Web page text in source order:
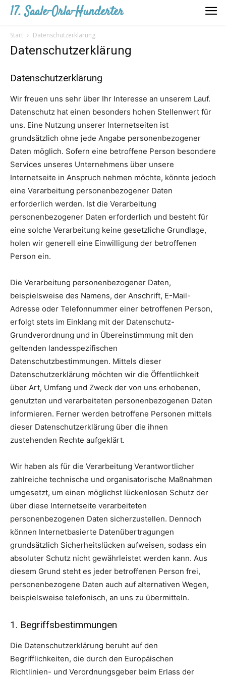
17. Saale-Orla-Hunderter
Start Datenschutzerklärung
Datenschutzerklärung
Datenschutzerklärung
Wir freuen uns sehr über Ihr Interesse an unserem Lauf.
Datenschutz hat einen besonders hohen Stellenwert für
uns. Eine Nutzung unserer Internetseiten ist
grundsätzlich ohne jede Angabe personenbezogener
Daten möglich. Sofern eine betroffene Person besondere
Services unseres Unternehmens über unsere
Internetseite in Anspruch nehmen möchte, könnte jedoch
eine Verarbeitung personenbezogener Daten
erforderlich werden. Ist die Verarbeitung
personenbezogener Daten erforderlich und besteht für
eine solche Verarbeitung keine gesetzliche Grundlage,
holen wir generell eine Einwilligung der betroffenen
Person ein.
Die Verarbeitung personenbezogener Daten,
beispielsweise des Namens, der Anschrift, E-Mail-
Adresse oder Telefonnummer einer betroffenen Person,
erfolgt stets im Einklang mit der Datenschutz-
Grundverordnung und in Übereinstimmung mit den
geltenden landesspezifischen
Datenschutzbestimmungen. Mittels dieser
Datenschutzerklärung möchten wir die Öffentlichkeit
über Art, Umfang und Zweck der von uns erhobenen,
genutzten und verarbeiteten personenbezogenen Daten
informieren. Ferner werden betroffene Personen mittels
dieser Datenschutzerklärung über die ihnen
zustehenden Rechte aufgeklärt.
Wir haben als für die Verarbeitung Verantwortlicher
zahlreiche technische und organisatorische Maßnahmen
umgesetzt, um einen möglichst lückenlosen Schutz der
über diese Internetseite verarbeiteten
personenbezogenen Daten sicherzustellen. Dennoch
können Internetbasierte Datenübertragungen
grundsätzlich Sicherheitslücken aufweisen, sodass ein
absoluter Schutz nicht gewährleistet werden kann. Aus
diesem Grund steht es jeder betroffenen Person frei,
personenbezogene Daten auch auf alternativen Wegen,
beispielsweise telefonisch, an uns zu übermitteln.
1. Begriffsbestimmungen
Die Datenschutzerklärung beruht auf den
Begrifflichkeiten, die durch den Europäischen
Richtlinien- und Verordnungsgeber beim Erlass der